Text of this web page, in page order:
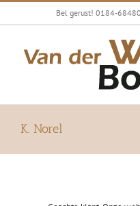
Ga
Bel gerust! 0184-
K. Norel